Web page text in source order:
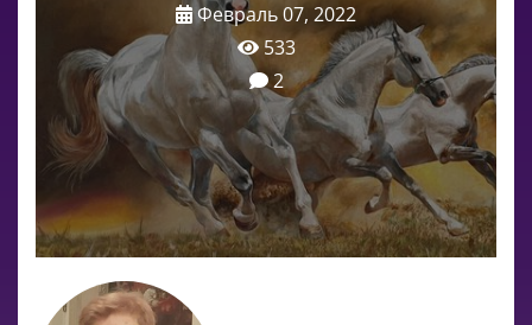
Февраль 07, 2022
533
2